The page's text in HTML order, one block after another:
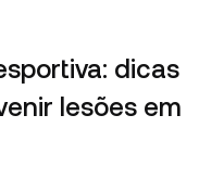
dicas
lesões em